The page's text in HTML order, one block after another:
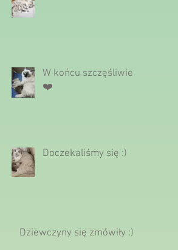
W końcu szczęśliwie
❤️
Doczekaliśmy się :)
Dziewczyny się zmówiły :)